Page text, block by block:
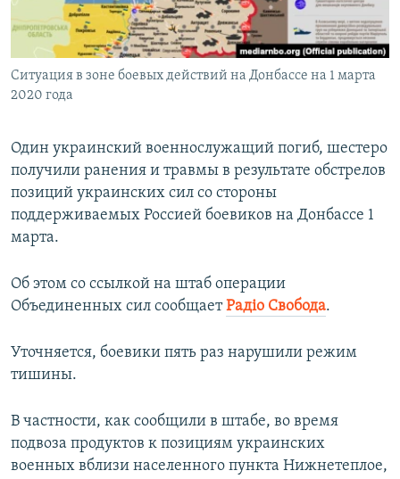
ПОБЕДИТЕЛЕЙ НЕ СУДЯТ?
КРЫМ.НЕПОКОРЕННЫЙ
ELIFBE
ПРИСОЕДИНЯЙТЕСЬ!
Ситуация в зоне боевых действий на Донбассе на 1 марта
2020 года
Один украинский военнослужащий погиб, шестеро
получили ранения и травмы в результате обстрелов
позиций украинских сил со стороны
поддерживаемых Россией боевиков на Донбассе 1
марта.
Об этом со ссылкой на штаб операции
Объединенных сил сообщаетРадіо Свобода.
Уточняется, боевики пять раз нарушили режим
тишины.
В частности, как сообщили в штабе, во время
подвоза продуктов к позициям украинских
военных вблизи населенного пункта Нижнетеплое,